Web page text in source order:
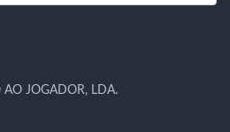
AO JOGADOR, LDA.